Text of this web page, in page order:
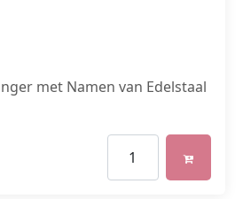
met Namen van Edelstaal